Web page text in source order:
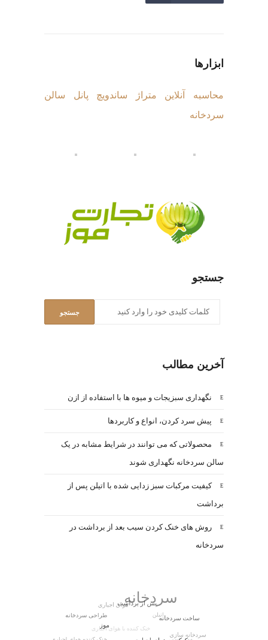
ابزارها
محاسبه آنلاین متراژ ساندویچ پانل سالن
سردخانه
جستجو
آخرین مطالب
نگهداری سبزیجات و میوه ها با استفاده از ازن
پیش سرد کردن، انواع و کاربردها
محصولاتی که می توانند در شرایط مشابه در یک
سالن سردخانه نگهداری شوند
کیفیت مرکبات سبز زدایی شده با اتیلن پس از
برداشت
روش های خنک کردن سیب بعد از برداشت در
سردخانه